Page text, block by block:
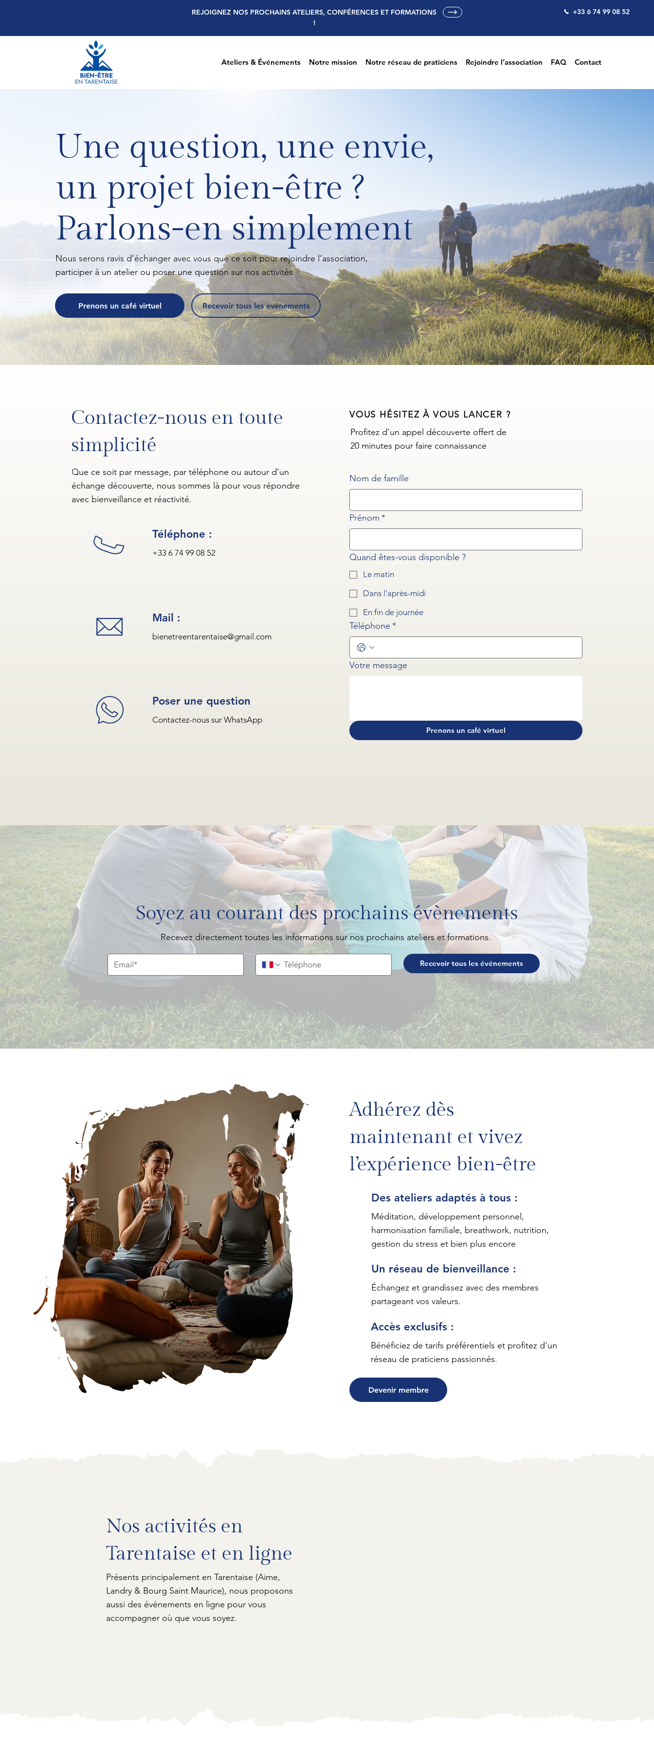
REJOIGNEZ NOS PROCHAINS ATELIERS, CONFÉRENCES ET FORMATIONS
!
+33 6 74 99 08 52
Ateliers & Événements Notre mission Notre réseau de praticiens Rejoindre l’association FAQ Contact
Une question, une envie,
un projet bien-être ?
Parlons-en simplement
Nous serons ravis d’échanger avec vous que ce soit pour rejoindre l’association,
participer à un atelier ou poser une question sur nos activités
Prenons un café virtuel Recevoir tous les événements
Contactez-nous en toute
simplicité
Que ce soit par message, par téléphone ou autour d’un
échange découverte, nous sommes là pour vous répondre
avec bienveillance et réactivité.
Téléphone :
+33 6 74 99 08 52
Mail :
bienetreentarentaise@gmail.com
Poser une question
Contactez-nous sur WhatsApp
VOUS HÉSITEZ À VOUS LANCER ?
Profitez d’un appel découverte offert de
20 minutes pour faire connaissance
Nom de famille
Prénom *
Quand êtes-vous disponible ?
Le matin
Dans l'après-midi
En fin de journée
Téléphone *
Votre message
Prenons un café virtuel
Soyez au courant des prochains évènements
Recevez directement toutes les informations sur nos prochains ateliers et formations.
Recevoir tous les événements
Adhérez dès
maintenant et vivez
l’expérience bien-être
Des ateliers adaptés à tous :
Méditation, développement personnel,
harmonisation familiale, breathwork, nutrition,
gestion du stress et bien plus encore
Un réseau de bienveillance :
Échangez et grandissez avec des membres
partageant vos valeurs.
Accès exclusifs :
Bénéficiez de tarifs préférentiels et profitez d'un
réseau de praticiens passionnés.
Devenir membre
Nos activités en
Tarentaise et en ligne
Présents principalement en Tarentaise (Aime,
Landry & Bourg Saint Maurice), nous proposons
aussi des événements en ligne pour vous
accompagner où que vous soyez.